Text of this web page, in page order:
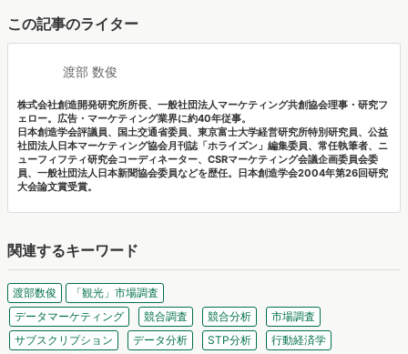
この記事のライター
渡部 数俊
株式会社創造開発研究所所長、一般社団法人マーケティング共創協会理事・研究フ
ェロー。広告・マーケティング業界に約40年従事。
日本創造学会評議員、国土交通省委員、東京富士大学経営研究所特別研究員、公益
社団法人日本マーケティング協会月刊誌「ホライズン」編集委員、常任執筆者、ニ
ューフィフティ研究会コーディネーター、CSRマーケティング会議企画委員会委
員、一般社団法人日本新聞協会委員などを歴任。日本創造学会2004年第26回研究
大会論文賞受賞。
関連するキーワード
渡部数俊
「観光」市場調査
データマーケティング
競合調査 競合分析
市場調査
サブスクリプション
データ分析 STP分析
行動経済学